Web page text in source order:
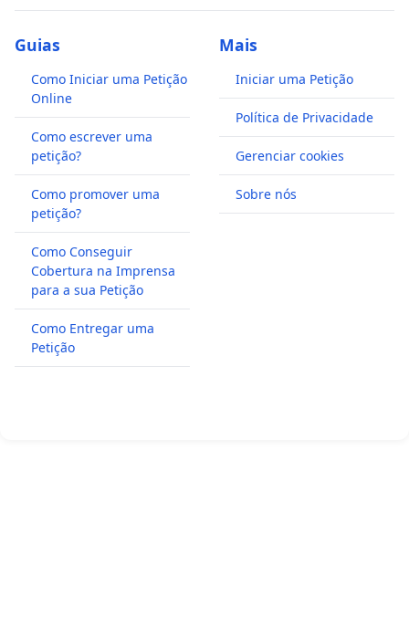
Guias
Como Iniciar uma Petição
Online
Como escrever uma
petição?
Como promover uma
petição?
Como Conseguir
Cobertura na Imprensa
para a sua Petição
Como Entregar uma
Petição
Mais
Iniciar uma Petição
Política de Privacidade
Gerenciar cookies
Sobre nós